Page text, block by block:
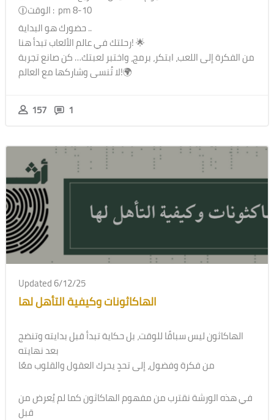
🕧الوقت : pm 8-10
حضورك هو البداية ..
رحلتك في عالم الألعاب تبدأ هنا! 🌟
من الفكرة إلى اللعب، ابتكر، برمج، واختبر لعبتك… كن صانع تجربة
لا تُنسى وشاركها مع العالم!🌍
157 1
Updated 6/12/25
الهاكاثونات وكيفية التأهل لها
الهاكاثون ليس سباقًا للوقت، بل حكاية تبدأ قبل بدايته وتنضج
بعد نهايته
من فكرة وفضول، إلى تحدٍ يحرك العقول والقلوب معًا
في هذه الورشة نقترب من مفهوم الهاكاثون كما لم يُعرض من
قبل